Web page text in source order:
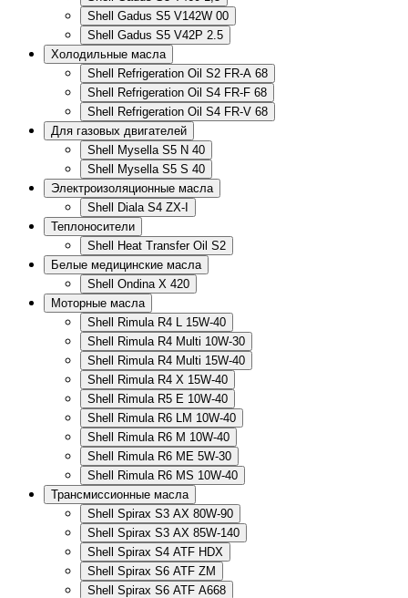
Shell Gadus S5 V142W 00
Shell Gadus S5 V42P 2.5
Холодильные масла
Shell Refrigeration Oil S2 FR-A 68
Shell Refrigeration Oil S4 FR-F 68
Shell Refrigeration Oil S4 FR-V 68
Для газовых двигателей
Shell Mysella S5 N 40
Shell Mysella S5 S 40
Электроизоляционные масла
Shell Diala S4 ZX-I
Теплоносители
Shell Heat Transfer Oil S2
Белые медицинские масла
Shell Ondina X 420
Моторные масла
Shell Rimula R4 L 15W-40
Shell Rimula R4 Multi 10W-30
Shell Rimula R4 Multi 15W-40
Shell Rimula R4 X 15W-40
Shell Rimula R5 E 10W-40
Shell Rimula R6 LM 10W-40
Shell Rimula R6 M 10W-40
Shell Rimula R6 ME 5W-30
Shell Rimula R6 MS 10W-40
Трансмиссионные масла
Shell Spirax S3 AX 80W-90
Shell Spirax S3 AX 85W-140
Shell Spirax S4 ATF HDX
Shell Spirax S6 ATF ZM
Shell Spirax S6 ATF А668